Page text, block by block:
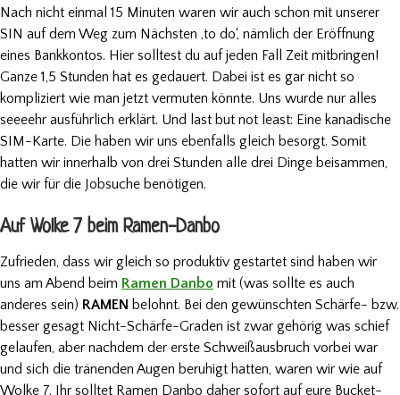
Nach nicht einmal 15 Minuten waren wir auch schon mit unserer
SIN auf dem Weg zum Nächsten ‚to do‘, nämlich der Eröffnung
eines Bankkontos. Hier solltest du auf jeden Fall Zeit mitbringen!
Ganze 1,5 Stunden hat es gedauert. Dabei ist es gar nicht so
kompliziert wie man jetzt vermuten könnte. Uns wurde nur alles
seeeehr ausführlich erklärt. Und last but not least: Eine kanadische
SIM-Karte. Die haben wir uns ebenfalls gleich besorgt. Somit
hatten wir innerhalb von drei Stunden alle drei Dinge beisammen,
die wir für die Jobsuche benötigen.
Auf Wolke 7 beim Ramen-Danbo
Zufrieden, dass wir gleich so produktiv gestartet sind haben wir
uns am Abend beim Ramen Danbo mit (was sollte es auch
anderes sein) RAMEN belohnt. Bei den gewünschten Schärfe- bzw.
besser gesagt Nicht-Schärfe-Graden ist zwar gehörig was schief
gelaufen, aber nachdem der erste Schweißausbruch vorbei war
und sich die tränenden Augen beruhigt hatten, waren wir wie auf
Wolke 7. Ihr solltet Ramen Danbo daher sofort auf eure Bucket-